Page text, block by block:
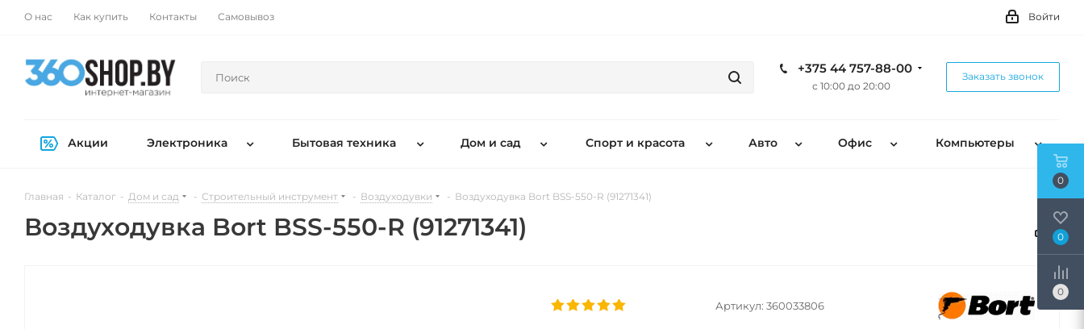
О нас Как купить Контакты Самовывоз Войти
+375 44 757-88-00
с 10:00 до 20:00
Заказать звонок
Акции Электроника Бытовая техника Дом и сад Спорт и красота Авто Офис Компьютеры
Главная - Каталог - Дом и сад - Строительный инструмент - Воздуходувки - Воздуходувка Bort BSS-550-R (91271341)
Воздуходувка Bort BSS-550-R (91271341)
Артикул: 360033806
0
0
0